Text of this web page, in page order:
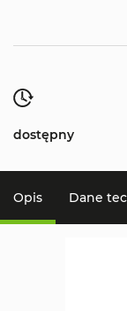
dostępny
Opis Dane